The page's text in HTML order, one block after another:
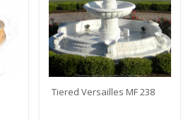
Tiered Versailles MF 238